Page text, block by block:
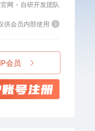
网 - 自研开发团队
供会员内部使用 i
会员